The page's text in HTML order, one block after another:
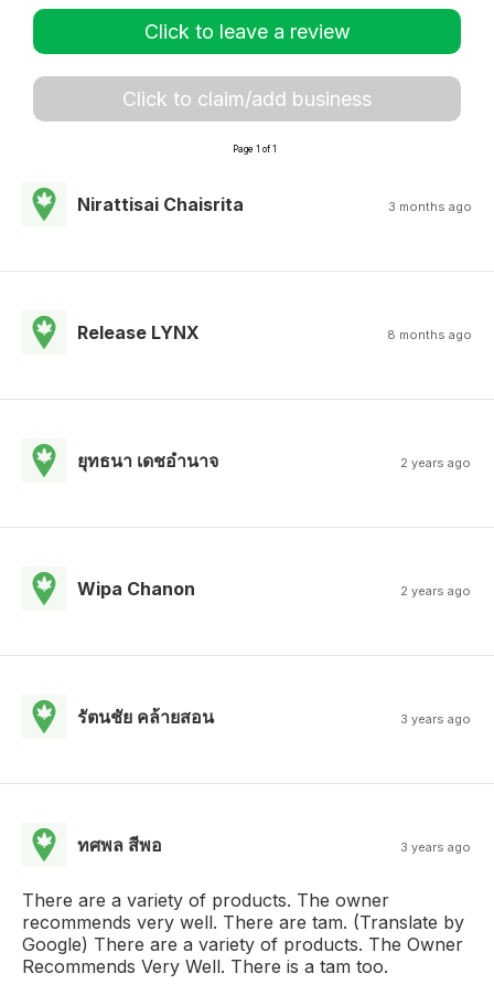
Click to leave a review
Click to claim/add business
Page 1 of 1
Nirattisai Chaisrita 3 months ago
Release LYNX 8 months ago
ยุทธนา เดชอํานาจ 2 years ago
Wipa Chanon 2 years ago
รัตนชัย คล้ายสอน 3 years ago
ทศพล สีพอ 3 years ago
There are a variety of products. The owner
recommends very well. There are tam. (Translate by
Google) There are a variety of products. The Owner
Recommends Very Well. There is a tam too.